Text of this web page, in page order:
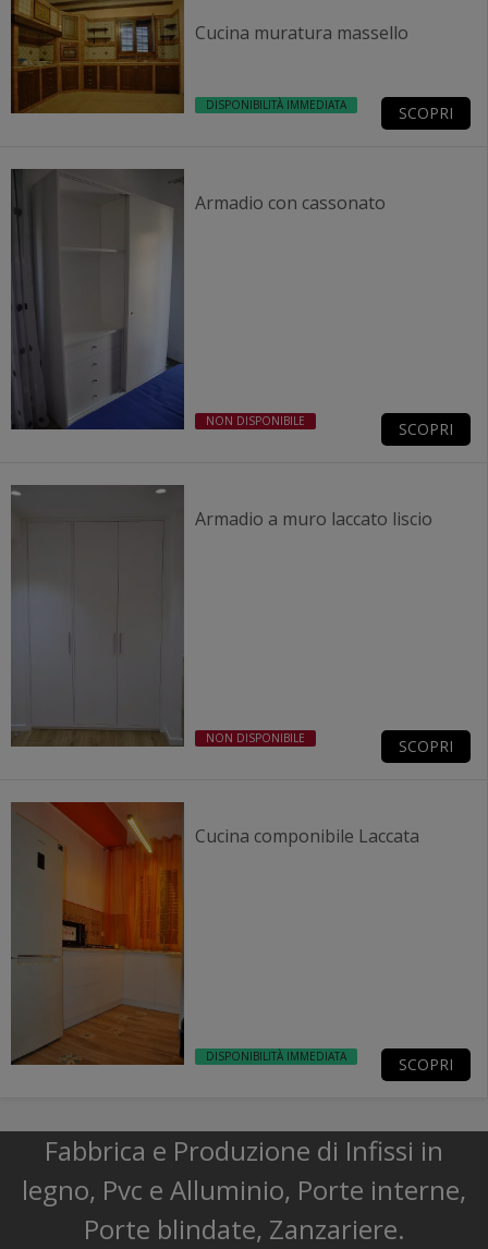
Cucina muratura massello
DISPONIBILITÀ IMMEDIATA SCOPRI
Armadio con cassonato
NON DISPONIBILE SCOPRI
Armadio a muro laccato liscio
NON DISPONIBILE SCOPRI
Cucina componibile Laccata
DISPONIBILITÀ IMMEDIATA SCOPRI
Fabbrica e Produzione di Infissi in
legno, Pvc e Alluminio, Porte interne,
Porte blindate, Zanzariere.